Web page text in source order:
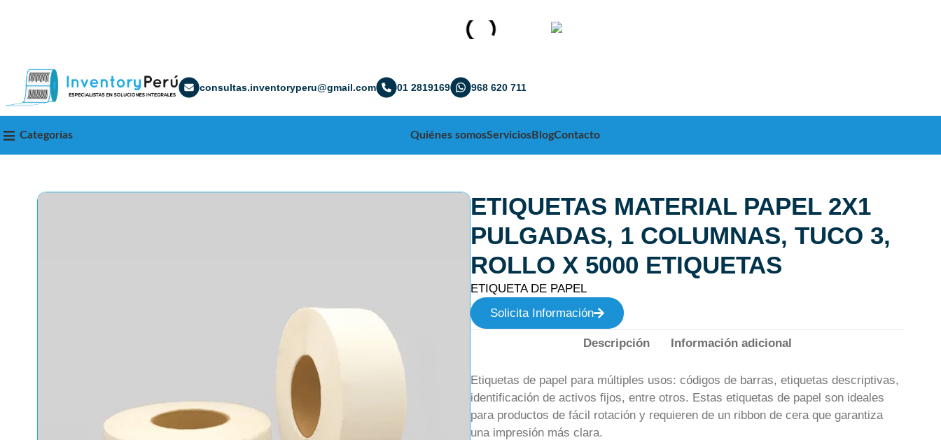
consultas.inventoryperu@gmail.com 01 2819169 968 620 711
Categorías Quiénes somosServiciosBlogContacto
ETIQUETAS MATERIAL PAPEL 2X1
PULGADAS, 1 COLUMNAS, TUCO 3,
ROLLO X 5000 ETIQUETAS
ETIQUETA DE PAPEL
Solicita Información
Descripción Información adicional
Etiquetas de papel para múltiples usos: códigos de barras, etiquetas descriptivas,
identificación de activos fijos, entre otros. Estas etiquetas de papel son ideales
para productos de fácil rotación y requieren de un ribbon de cera que garantiza
una impresión más clara.